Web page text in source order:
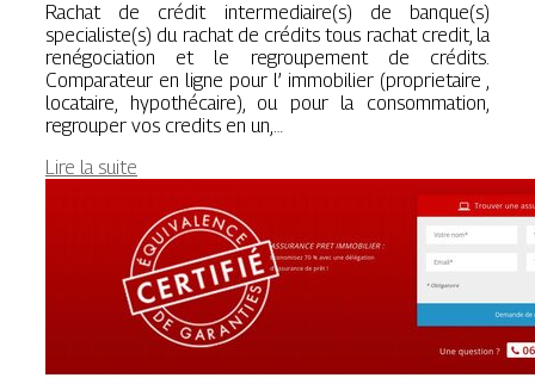
Rachat de crédit intermediaire(s) de banque(s)
specialiste(s) du rachat de crédits tous rachat credit, la
renégociation et le regroupement de crédits.
Comparateur en ligne pour l’ immobilier (proprietaire ,
locataire, hypothécaire), ou pour la consommation,
regrouper vos credits en un,…
Lire la suite